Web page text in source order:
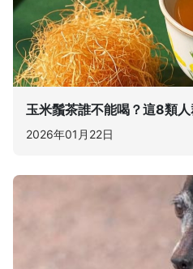
玉米鬚茶誰不能喝？這8類
2026年01月22日